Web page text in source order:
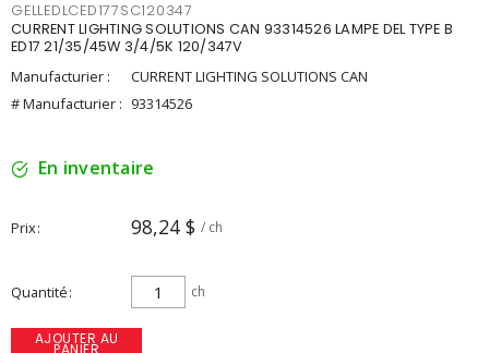
GELLEDLCED177SC120347
CURRENT LIGHTING SOLUTIONS CAN 93314526 LAMPE DEL TYPE B
ED17 21/35/45W 3/4/5K 120/347V
Manufacturier :
CURRENT LIGHTING SOLUTIONS CAN
# Manufacturier : 93314526
En inventaire
Prix 98,24 $ / ch
Quantité ch
AJOUTER AU
PANIER